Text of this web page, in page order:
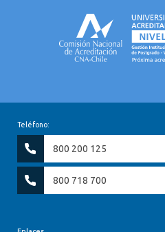
Teléfono:
800 200 125
800 718 700